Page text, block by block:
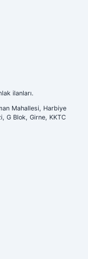
ilanları.
Mahallesi, Harbiye
G Blok, Girne, KKTC